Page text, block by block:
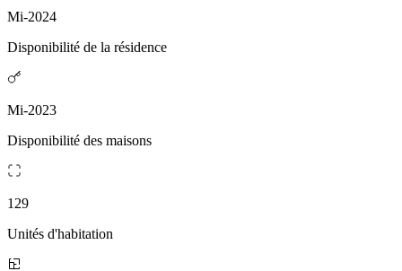
Mi-2024
Disponibilité de la résidence
Mi-2023
Disponibilité des maisons
129
Unités d'habitation